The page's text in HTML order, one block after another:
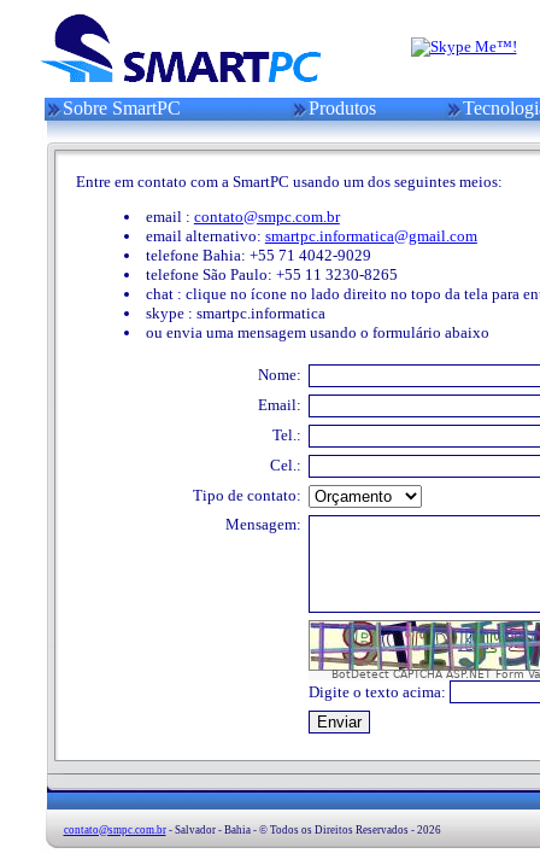
Sobre SmartPC Produtos
Entre em contato com a SmartPC usando um dos seguintes meios:
email : contato@smpc.com.br
email alternativo: smartpc.informatica@gmail.com
telefone Bahia: +55 71 4042-9029
telefone São Paulo: +55 11 3230-8265
chat : clique no ícone no lado direito no topo da tela para
skype : smartpc.informatica
ou envia uma mensagem usando o formulário abaixo
Nome:
Email:
Tel.:
Cel.:
Tipo de contato:
Mensagem:
BotDetect CAPTCHA ASP.NET Form
Digite o texto acima:
contato@smpc.com.br- Salvador - Bahia - © Todos os Direitos Reservados - 2026